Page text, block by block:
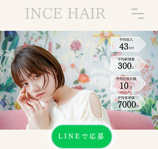
INCE HAIR
LINEで応募